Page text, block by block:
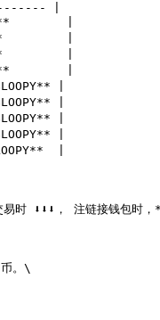
|
|
|
|
|
|
|
|
|
|
易时 ⬇️⬇️⬇️， 注链接钱包
。\